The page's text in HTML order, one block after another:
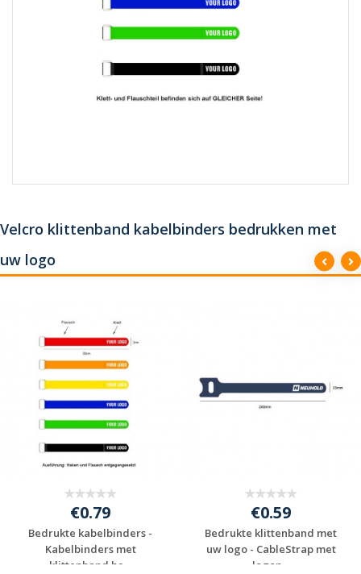
Velcro klittenband kabelbinders bedrukken met
uw logo
€0.79
Bedrukte kabelbinders -
Kabelbinders met
klittenband be...
€0.59
Bedrukte klittenband met
uw logo - CableStrap met
logop...